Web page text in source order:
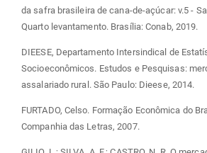
da safra brasileira de cana-de-açúcar: v.5 -
Quarto levantamento. Brasília: Conab, 2019.
DIEESE, Departamento Intersindical de
Socioeconômicos. Estudos e Pesquisas:
assalariado rural. São Paulo: Dieese, 2014.
FURTADO, Celso. Formação Econômica do
Companhia das Letras, 2007.